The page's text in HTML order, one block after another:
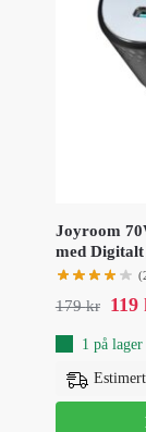
Joyroom
med
179kr 119
1 på lager